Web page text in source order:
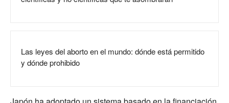
Las leyes del aborto en el mundo: dónde está permitido
y dónde prohibido